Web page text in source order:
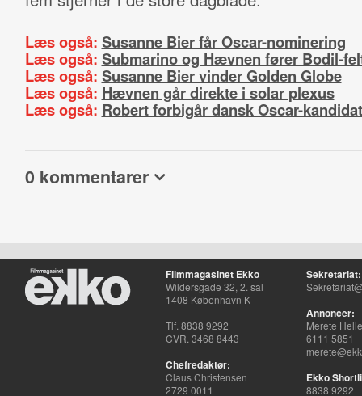
Læs også: Susanne Bier får Oscar-nominering
Læs også: Submarino og Hævnen fører Bodil-
Læs også: Susanne Bier vinder Golden Globe
Læs også: Hævnen går direkte i solar plexus
Læs også: Robert forbigår dansk Oscar-kandidat
0 kommentarer
Filmmagasinet Ekko
Wildersgade 32, 2. sal
1408 København K
Tlf. 8838 9292
CVR. 3468 8443
Chefredaktør:
Claus Christensen
2729 0011
Sekretariat:
Annoncer:
Merete
6111 5851
Ekko
8838 9292